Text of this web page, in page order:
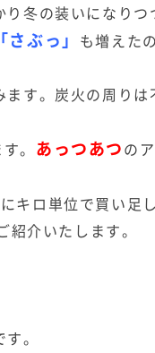
冬の装いになりつ
「さぶっ」 も増えた
す。炭火の周り
。 あっつあつの
キロ単位で買い足
介いたします。
。